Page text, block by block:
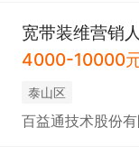
宽带装维营销
4000-10000
泰山区
百益通技术股份